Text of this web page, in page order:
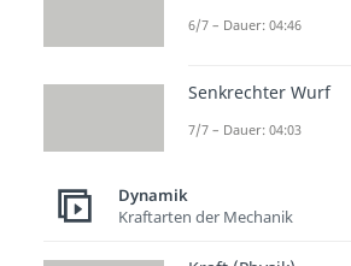
6/7 – Dauer: 04:46
Senkrechter Wurf
7/7 – Dauer: 04:03
Dynamik
Kraftarten der Mechanik